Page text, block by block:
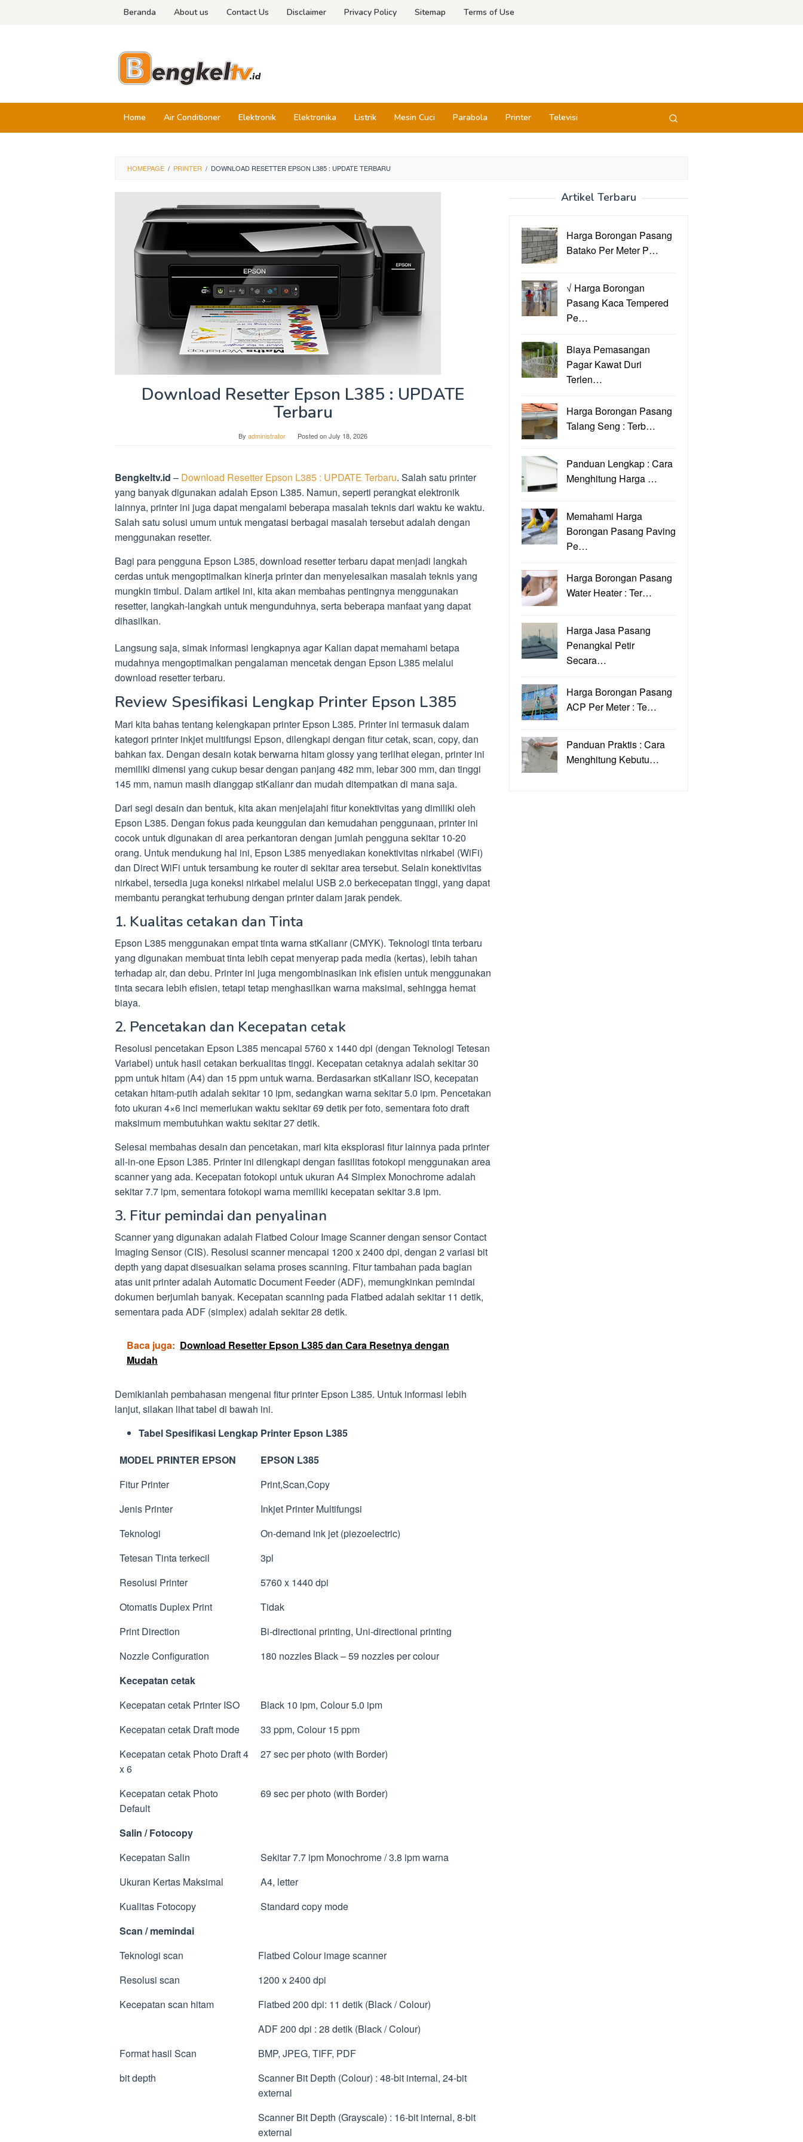
Beranda About us Contact Us Disclaimer Privacy Policy Sitemap Terms of Use
Home Air Conditioner Elektronik Elektronika Listrik Mesin Cuci Parabola Printer Televisi
HOMEPAGE / PRINTER / DOWNLOAD RESETTER EPSON L385 : UPDATE TERBARU
Download Resetter Epson L385 : UPDATE
Terbaru
By administrator Posted onJuly 18, 2026
Bengkeltv.id – Download Resetter Epson L385 : UPDATE Terbaru. Salah satu printer
yang banyak digunakan adalah Epson L385. Namun, seperti perangkat elektronik
lainnya, printer ini juga dapat mengalami beberapa masalah teknis dari waktu ke waktu.
Salah satu solusi umum untuk mengatasi berbagai masalah tersebut adalah dengan
menggunakan resetter.
Bagi para pengguna Epson L385, download resetter terbaru dapat menjadi langkah
cerdas untuk mengoptimalkan kinerja printer dan menyelesaikan masalah teknis yang
mungkin timbul. Dalam artikel ini, kita akan membahas pentingnya menggunakan
resetter, langkah-langkah untuk mengunduhnya, serta beberapa manfaat yang dapat
dihasilkan.
Langsung saja, simak informasi lengkapnya agar Kalian dapat memahami betapa
mudahnya mengoptimalkan pengalaman mencetak dengan Epson L385 melalui
download resetter terbaru.
Review Spesifikasi Lengkap Printer Epson L385
Mari kita bahas tentang kelengkapan printer Epson L385. Printer ini termasuk dalam
kategori printer inkjet multifungsi Epson, dilengkapi dengan fitur cetak, scan, copy, dan
bahkan fax. Dengan desain kotak berwarna hitam glossy yang terlihat elegan, printer ini
memiliki dimensi yang cukup besar dengan panjang 482 mm, lebar 300 mm, dan tinggi
145 mm, namun masih dianggap stKalianr dan mudah ditempatkan di mana saja.
Dari segi desain dan bentuk, kita akan menjelajahi fitur konektivitas yang dimiliki oleh
Epson L385. Dengan fokus pada keunggulan dan kemudahan penggunaan, printer ini
cocok untuk digunakan di area perkantoran dengan jumlah pengguna sekitar 10-20
orang. Untuk mendukung hal ini, Epson L385 menyediakan konektivitas nirkabel (WiFi)
dan Direct WiFi untuk tersambung ke router di sekitar area tersebut. Selain konektivitas
nirkabel, tersedia juga koneksi nirkabel melalui USB 2.0 berkecepatan tinggi, yang dapat
membantu perangkat terhubung dengan printer dalam jarak pendek.
1. Kualitas cetakan dan Tinta
Epson L385 menggunakan empat tinta warna stKalianr (CMYK). Teknologi tinta terbaru
yang digunakan membuat tinta lebih cepat menyerap pada media (kertas), lebih tahan
terhadap air, dan debu. Printer ini juga mengombinasikan ink efisien untuk menggunakan
tinta secara lebih efisien, tetapi tetap menghasilkan warna maksimal, sehingga hemat
biaya.
2. Pencetakan dan Kecepatan cetak
Resolusi pencetakan Epson L385 mencapai 5760 x 1440 dpi (dengan Teknologi Tetesan
Variabel) untuk hasil cetakan berkualitas tinggi. Kecepatan cetaknya adalah sekitar 30
ppm untuk hitam (A4) dan 15 ppm untuk warna. Berdasarkan stKalianr ISO, kecepatan
cetakan hitam-putih adalah sekitar 10 ipm, sedangkan warna sekitar 5.0 ipm. Pencetakan
foto ukuran 4×6 inci memerlukan waktu sekitar 69 detik per foto, sementara foto draft
maksimum membutuhkan waktu sekitar 27 detik.
Selesai membahas desain dan pencetakan, mari kita eksplorasi fitur lainnya pada printer
all-in-one Epson L385. Printer ini dilengkapi dengan fasilitas fotokopi menggunakan area
scanner yang ada. Kecepatan fotokopi untuk ukuran A4 Simplex Monochrome adalah
sekitar 7.7 ipm, sementara fotokopi warna memiliki kecepatan sekitar 3.8 ipm.
3. Fitur pemindai dan penyalinan
Scanner yang digunakan adalah Flatbed Colour Image Scanner dengan sensor Contact
Imaging Sensor (CIS). Resolusi scanner mencapai 1200 x 2400 dpi, dengan 2 variasi bit
depth yang dapat disesuaikan selama proses scanning. Fitur tambahan pada bagian
atas unit printer adalah Automatic Document Feeder (ADF), memungkinkan pemindai
dokumen berjumlah banyak. Kecepatan scanning pada Flatbed adalah sekitar 11 detik,
sementara pada ADF (simplex) adalah sekitar 28 detik.
Baca juga: Download Resetter Epson L385 dan Cara Resetnya dengan
Mudah
Demikianlah pembahasan mengenai fitur printer Epson L385. Untuk informasi lebih
lanjut, silakan lihat tabel di bawah ini.
Tabel Spesifikasi Lengkap Printer Epson L385
MODEL PRINTER EPSON
EPSON L385
Fitur Printer
Print,Scan,Copy
Jenis Printer
Inkjet Printer Multifungsi
Teknologi
On-demand ink jet (piezoelectric)
Tetesan Tinta terkecil
3pl
Resolusi Printer
5760 x 1440 dpi
Otomatis Duplex Print
Tidak
Print Direction
Bi-directional printing, Uni-directional printing
Nozzle Configuration
180 nozzles Black – 59 nozzles per colour
Kecepatan cetak
Kecepatan cetak Printer ISO
Black 10 ipm, Colour 5.0 ipm
Kecepatan cetak Draft mode
33 ppm, Colour 15 ppm
Kecepatan cetak Photo Draft 4
x 6
27 sec per photo (with Border)
Kecepatan cetak Photo
Default
69 sec per photo (with Border)
Salin / Fotocopy
Kecepatan Salin
Sekitar 7.7 ipm Monochrome / 3.8 ipm warna
Ukuran Kertas Maksimal
A4, letter
Kualitas Fotocopy
Standard copy mode
Scan / memindai
Teknologi scan
Flatbed Colour image scanner
Resolusi scan
1200 x 2400 dpi
Kecepatan scan hitam
Flatbed 200 dpi: 11 detik (Black / Colour)
ADF 200 dpi : 28 detik (Black / Colour)
Format hasil Scan
BMP, JPEG, TIFF, PDF
bit depth
Scanner Bit Depth (Colour) : 48-bit internal, 24-bit
external
Scanner Bit Depth (Grayscale) : 16-bit internal, 8-bit
external
Artikel Terbaru
Harga Borongan Pasang
Batako Per Meter P…
√ Harga Borongan
Pasang Kaca Tempered
Pe…
Biaya Pemasangan
Pagar Kawat Duri
Terlen…
Harga Borongan Pasang
Talang Seng : Terb…
Panduan Lengkap : Cara
Menghitung Harga …
Memahami Harga
Borongan Pasang Paving
Pe…
Harga Borongan Pasang
Water Heater : Ter…
Harga Jasa Pasang
Penangkal Petir
Secara…
Harga Borongan Pasang
ACP Per Meter : Te…
Panduan Praktis : Cara
Menghitung Kebutu…